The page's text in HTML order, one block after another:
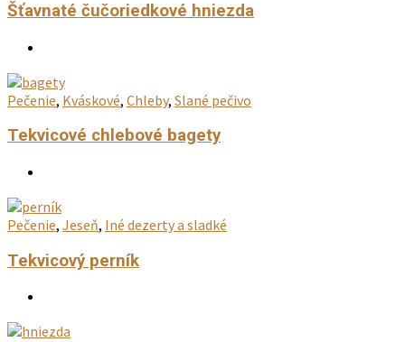
Šťavnaté čučoriedkové hniezda
Pečenie, Kváskové, Chleby, Slané pečivo
Tekvicové chlebové bagety
Pečenie, Jeseň, Iné dezerty a sladké
Tekvicový perník